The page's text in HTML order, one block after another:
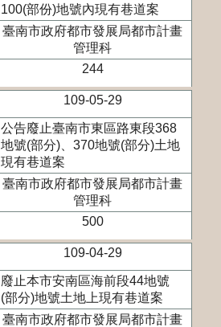
100(部份)地號內現有巷道案
臺南市政府都市發展局都市計畫
管理科
244
109-05-29
公告廢止臺南市東區路東段368
地號(部分)、370地號(部分)土地
現有巷道案
臺南市政府都市發展局都市計畫
管理科
500
109-04-29
廢止本市安南區海前段44地號
(部分)地號土地上現有巷道案
臺南市政府都市發展局都市計畫